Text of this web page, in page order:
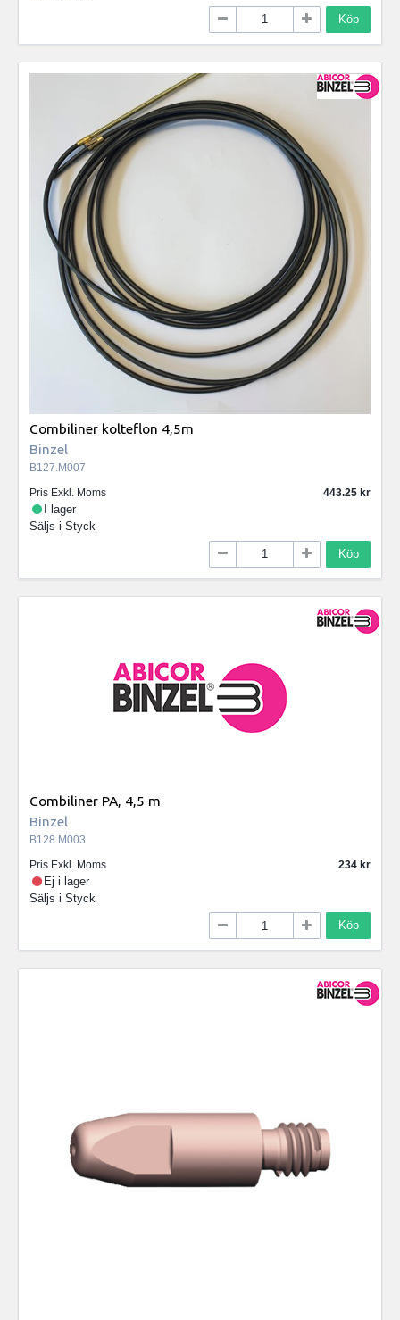
Köp
Combiliner kolteflon 4,5m
Binzel
B127.M007
Pris Exkl. Moms
443.25
I lager
Säljs i Styck
Köp
Combiliner PA, 4,5 m
Binzel
B128.M003
Pris Exkl. Moms
234
Ej i lager
Säljs i Styck
Köp